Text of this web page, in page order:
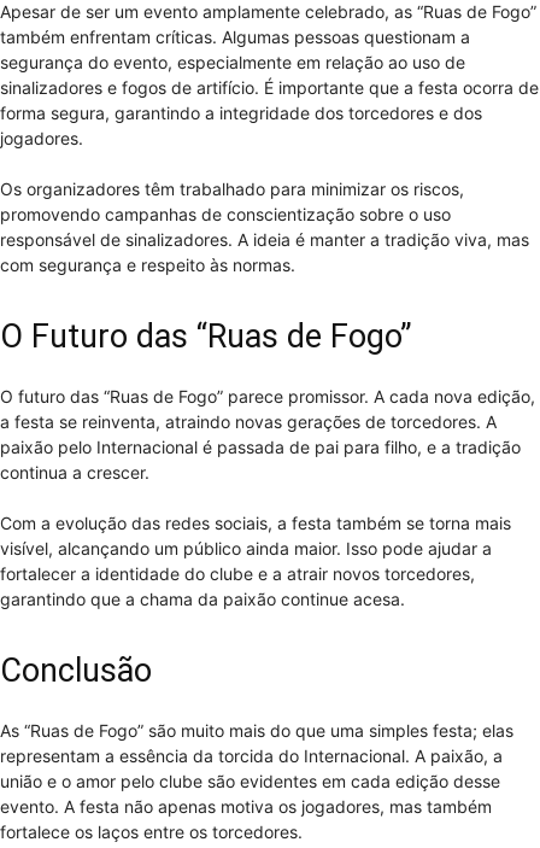
Apesar de ser um evento amplamente celebrado, as “Ruas de Fogo”
também enfrentam críticas. Algumas pessoas questionam a
segurança do evento, especialmente em relação ao uso de
sinalizadores e fogos de artifício. É importante que a festa ocorra de
forma segura, garantindo a integridade dos torcedores e dos
jogadores.
Os organizadores têm trabalhado para minimizar os riscos,
promovendo campanhas de conscientização sobre o uso
responsável de sinalizadores. A ideia é manter a tradição viva, mas
com segurança e respeito às normas.
O Futuro das “Ruas de Fogo”
O futuro das “Ruas de Fogo” parece promissor. A cada nova edição,
a festa se reinventa, atraindo novas gerações de torcedores. A
paixão pelo Internacional é passada de pai para filho, e a tradição
continua a crescer.
Com a evolução das redes sociais, a festa também se torna mais
visível, alcançando um público ainda maior. Isso pode ajudar a
fortalecer a identidade do clube e a atrair novos torcedores,
garantindo que a chama da paixão continue acesa.
Conclusão
As “Ruas de Fogo” são muito mais do que uma simples festa; elas
representam a essência da torcida do Internacional. A paixão, a
união e o amor pelo clube são evidentes em cada edição desse
evento. A festa não apenas motiva os jogadores, mas também
fortalece os laços entre os torcedores.